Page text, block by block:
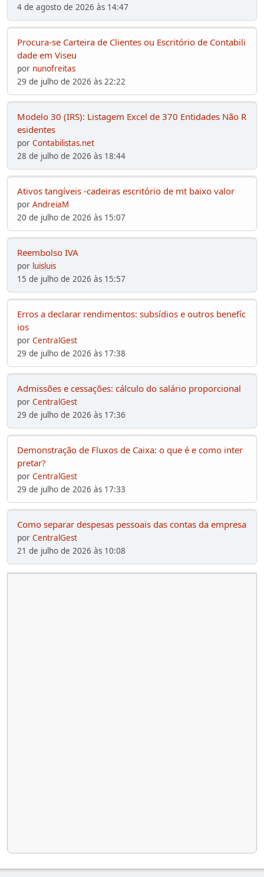
4 de agosto de 2026 às 14:47
Procura-se Carteira de Clientes ou Escritório de Contabili
dade em Viseu
por nunofreitas
29 de julho de 2026 às 22:22
Modelo 30 (IRS): Listagem Excel de 370 Entidades Não R
esidentes
por Contabilistas.net
28 de julho de 2026 às 18:44
Ativos tangíveis -cadeiras escritório de mt baixo valor
por AndreiaM
20 de julho de 2026 às 15:07
Reembolso IVA
por luisluis
15 de julho de 2026 às 15:57
Erros a declarar rendimentos: subsídios e outros benefíc
ios
por CentralGest
29 de julho de 2026 às 17:38
Admissões e cessações: cálculo do salário proporcional
por CentralGest
29 de julho de 2026 às 17:36
Demonstração de Fluxos de Caixa: o que é e como inter
pretar?
por CentralGest
29 de julho de 2026 às 17:33
Como separar despesas pessoais das contas da empresa
por CentralGest
21 de julho de 2026 às 10:08